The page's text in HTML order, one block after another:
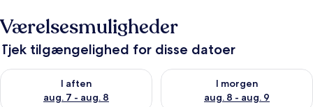
Værelsesmuligheder
Tjek tilgængelighed for disse datoer
I aften
aug. 7 - aug. 8
Tjek tilgængelighed for i aften aug. 7 - aug. 8
I morgen
aug. 8 - aug. 9
Tjek tilgængelighed for i